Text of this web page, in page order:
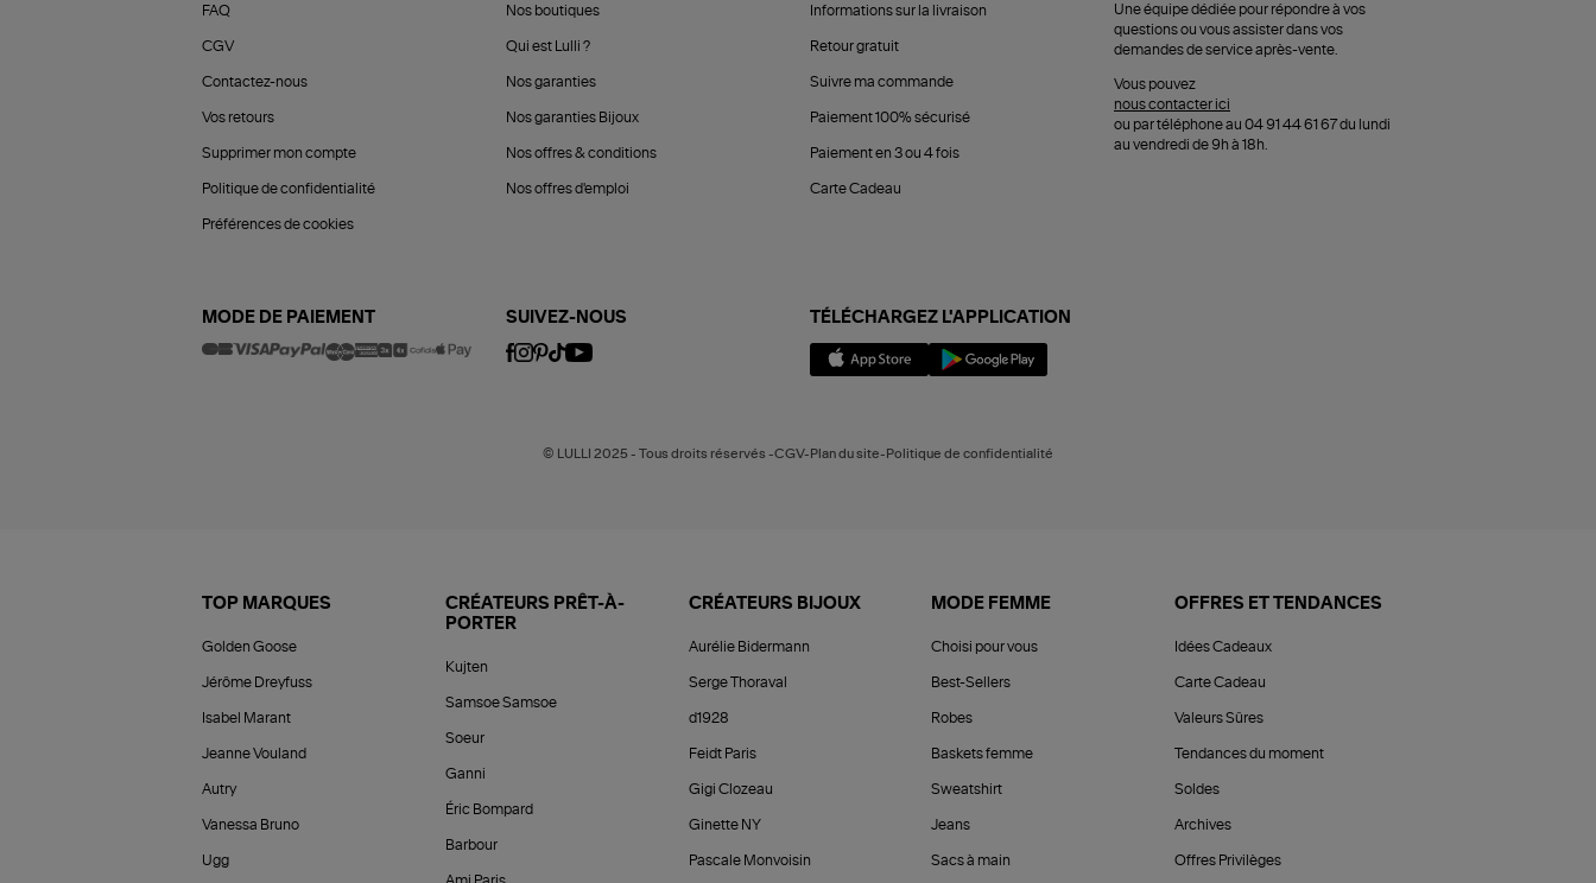
FAQ
CGV
Contactez-nous
Vos retours
Supprimer mon compte
Politique de confidentialité
Préférences de cookies
Nos boutiques
Qui est Lulli ?
Nos garanties
Nos garanties Bijoux
Nos offres & conditions
Nos offres d'emploi
Informations sur la livraison
Retour gratuit
Suivre ma commande
Paiement 100% sécurisé
Paiement en 3 ou 4 fois
Carte Cadeau
Une équipe dédiée pour répondre à vos
questions ou vous assister dans vos
demandes de service après-vente.
Vous pouvez
nous contacter ici
ou par téléphone au 04 91 44 61 67 du lundi
au vendredi de 9h à 18h.
MODE DE PAIEMENT SUIVEZ-NOUS TÉLÉCHARGEZ L'APPLICATION
© LULLI 2025 - Tous droits réservés -CGV-Plan du site-Politique de confidentialité
TOP MARQUES
Golden Goose
Jérôme Dreyfuss
Isabel Marant
Jeanne Vouland
Autry
Vanessa Bruno
Ugg
CRÉATEURS PRÊT-À-
PORTER
Kujten
Samsoe Samsoe
Soeur
Ganni
Éric Bompard
Barbour
CRÉATEURS BIJOUX
Aurélie Bidermann
Serge Thoraval
d1928
Feidt Paris
Gigi Clozeau
Ginette NY
Pascale Monvoisin
MODE FEMME
Choisi pour vous
Best-Sellers
Robes
Baskets femme
Sweatshirt
Jeans
Sacs à main
OFFRES ET TENDANCES
Idées Cadeaux
Carte Cadeau
Valeurs Sûres
Tendances du moment
Soldes
Archives
Offres Privilèges